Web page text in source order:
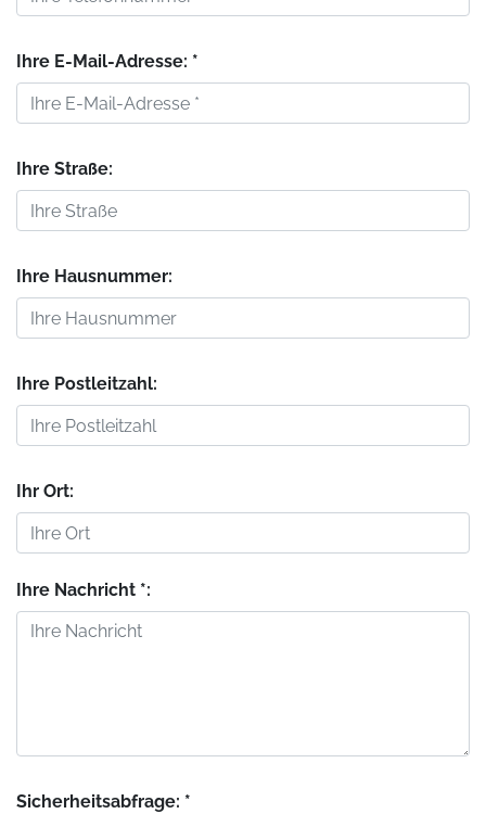
Ihre E-Mail-Adresse: *
Ihre Straße:
Ihre Hausnummer:
Ihre Postleitzahl:
Ihr Ort:
Ihre Nachricht *:
Sicherheitsabfrage: *